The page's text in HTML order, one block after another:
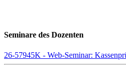
Seminare des Dozenten
26-57945K - Web-Seminar: